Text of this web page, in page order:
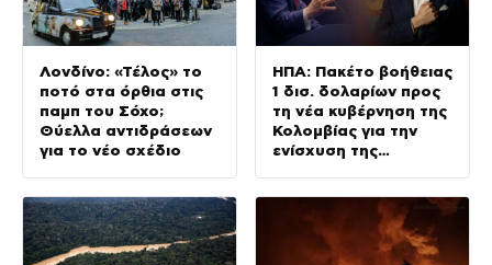
Λονδίνο: «Τέλος» το
ποτό στα όρθια στις
παμπ του Σόχο;
Θύελλα αντιδράσεων
για το νέο σχέδιο
ΗΠΑ: Πακέτο βοήθειας
1 δισ. δολαρίων προς
τη νέα κυβέρνηση της
Κολομβίας για την
ενίσχυση της